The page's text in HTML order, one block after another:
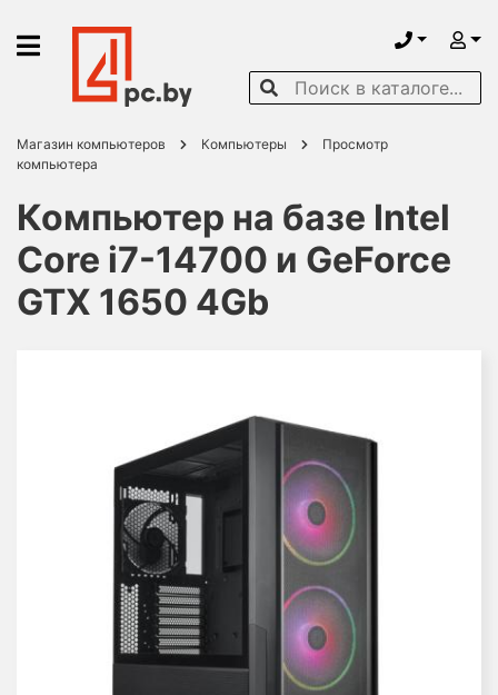
Магазин компьютеров Компьютеры
Просмотр
компьютера
Компьютер на базе Intel
Core i7-14700 и GeForce
GTX 1650 4Gb